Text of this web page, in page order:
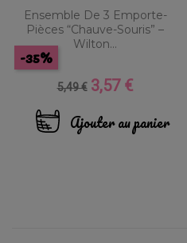
Ensemble De 3 Emporte-
Pièces “Chauve-Souris” –
Wilton...
Prix
base
5,49 €
-35%
Prix
3,57 €
Ajouter au panier